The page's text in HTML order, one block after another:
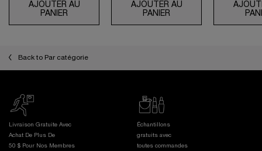
AJOUTER AU
PANIER ABSOLUE LA CRÈME YEUX
AJOUTER AU
PANIER CRÈME FONDANTE
Back to Par catégorie
Livraison Gratuite Avec
Achat De Plus De
50 $ Pour Nos Membres
Échantillons
gratuits avec
toutes commandes